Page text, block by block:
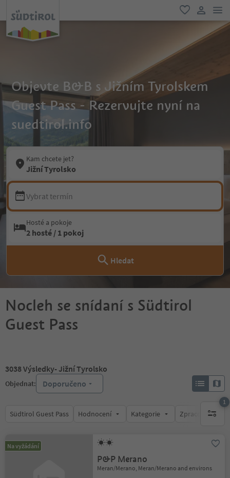
oblíbené
Objevte B&B s Jižním Tyrolskem
Guest Pass - Rezervujte nyní na
suedtirol.info
Kam chcete jet?
Jižní Tyrolsko
Vybrat termín
Hosté a pokoje
2 hosté / 1 pokoj
Hledat
Nocleh se snídaní s Südtirol
Guest Pass
3038Výsledky- Jižní Tyrolsko
Objednat: Doporučeno
Südtirol Guest Pass Hodnocení Kategorie Zpracovává
1
1
Na vyžádání
P&P Merano
Meran/Merano, Meran/Merano and environs